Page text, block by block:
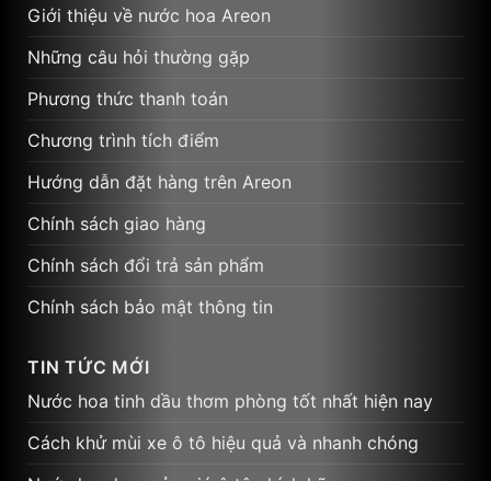
Giới thiệu về nước hoa Areon
Những câu hỏi thường gặp
Phương thức thanh toán
Chương trình tích điểm
Hướng dẫn đặt hàng trên Areon
Chính sách giao hàng
Chính sách đổi trả sản phẩm
Chính sách bảo mật thông tin
TIN TỨC MỚI
Nước hoa tinh dầu thơm phòng tốt nhất hiện nay
Cách khử mùi xe ô tô hiệu quả và nhanh chóng